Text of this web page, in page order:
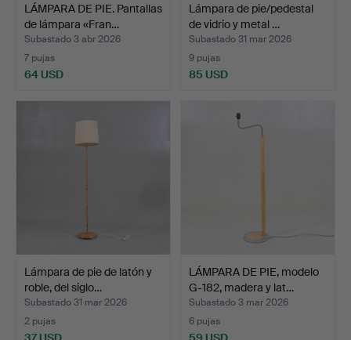
LÁMPARA DE PIE. Pantallas
de lámpara «Fran…
Subastado 3 abr 2026
7 pujas
64 USD
Lámpara de pie/pedestal
de vidrio y metal …
Subastado 31 mar 2026
9 pujas
85 USD
Lámpara de pie de latón y
roble, del siglo…
Subastado 31 mar 2026
2 pujas
LÁMPARA DE PIE, modelo
G-182, madera y lat…
Subastado 3 mar 2026
6 pujas